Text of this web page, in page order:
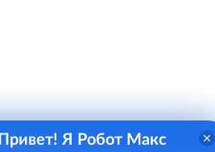
Привет! Я Робот Макс